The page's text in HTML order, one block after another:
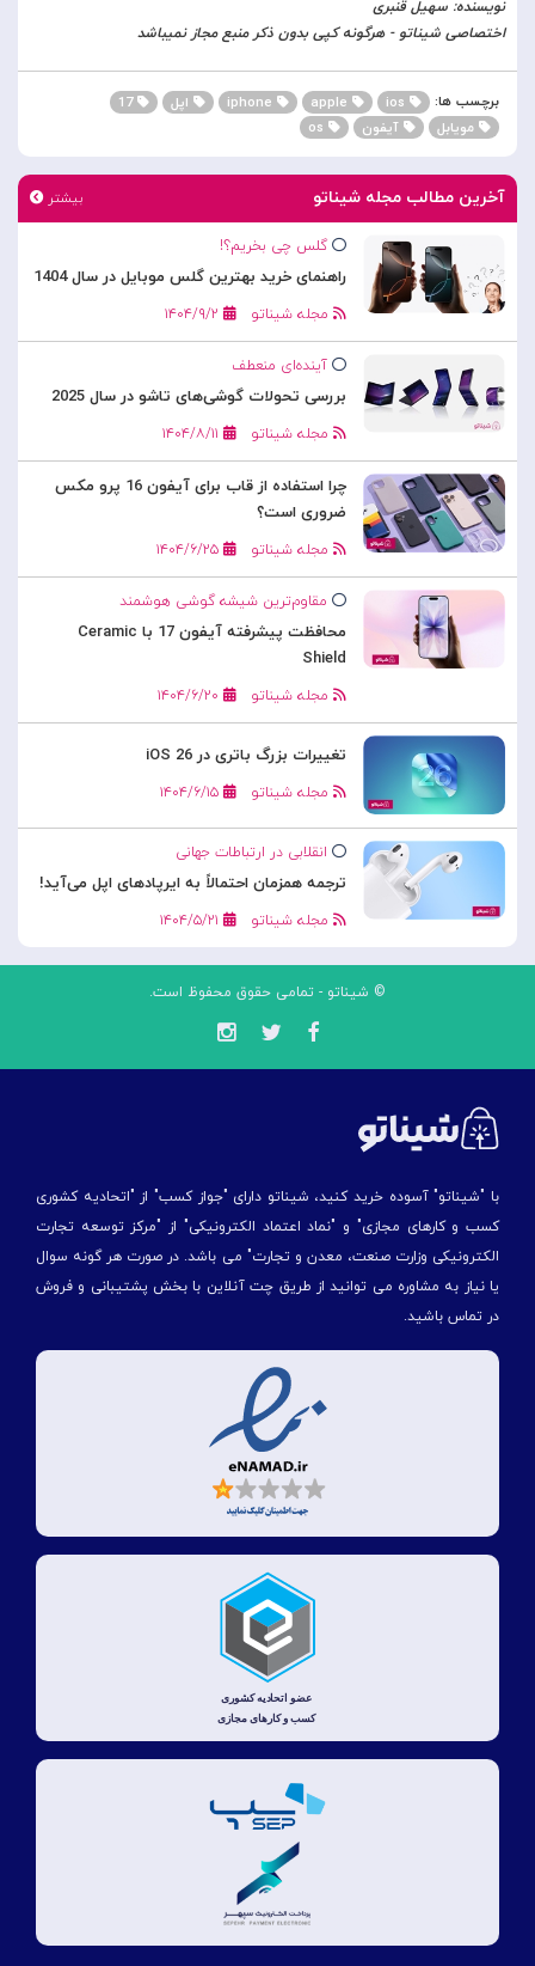
نویسنده: سهیل قنبری
اختصاصی شیناتو - هرگونه کپی بدون ذکر منبع مجاز نمیباشد
برچسب ها: اپل
17
مویابل
آیفون
آخرین مطالب مجله شیناتو بیشتر
گلس چی بخریم؟!
راهنمای خرید بهترین گلس موبایل در سال 1404
مجله شیناتو ۱۴۰۴/۹/۲
آینده‌ای منعطف
بررسی تحولات گوشی‌های تاشو در سال 2025
مجله شیناتو ۱۴۰۴/۸/۱۱
چرا استفاده از قاب برای آیفون 16 پرو مکس
ضروری است؟
مجله شیناتو ۱۴۰۴/۶/۲۵
مقاوم‌ترین شیشه گوشی هوشمند
محافظت پیشرفته آیفون 17 با Ceramic
Shield
مجله شیناتو ۱۴۰۴/۶/۲۰
تغییرات بزرگ باتری در iOS 26
مجله شیناتو ۱۴۰۴/۶/۱۵
انقلابی در ارتباطات جهانی
ترجمه همزمان احتمالاً به ایرپادهای اپل می‌آید!
مجله شیناتو ۱۴۰۴/۵/۲۱
© شیناتو - تمامی حقوق محفوظ است.
با "شیناتو" آسوده خرید کنید، شیناتو دارای "جواز کسب" از "اتحادیه کشوری
کسب و کارهای مجازی" و "نماد اعتماد الکترونیکی" از "مركز توسعه تجارت
الكترونیكی وزارت صنعت، معدن و تجارت" می باشد. در صورت هر گونه سوال
یا نیاز به مشاوره می توانید از طریق چت آنلاین با بخش پشتیبانی و فروش
در تماس باشید.